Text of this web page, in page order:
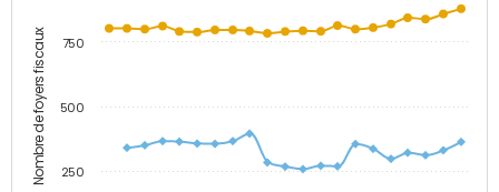
Nombre de foyers fiscaux 250
500
750